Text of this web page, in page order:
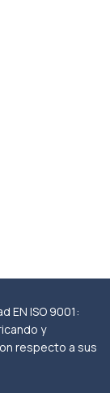
EN ISO 9001:
y
respecto a sus